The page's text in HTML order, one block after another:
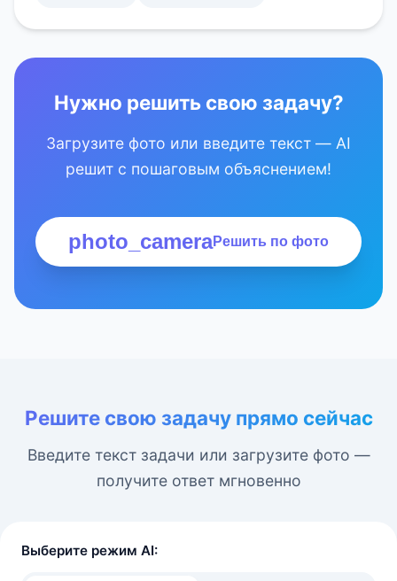
Нужно решить свою задачу?
Загрузите фото или введите текст — AI
решит с пошаговым объяснением!
photo_cameraРешить по фото
Решите свою задачу прямо сейчас
Введите текст задачи или загрузите фото —
получите ответ мгновенно
Выберите режим AI: